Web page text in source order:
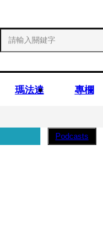
瑪法達 專欄
Podcasts